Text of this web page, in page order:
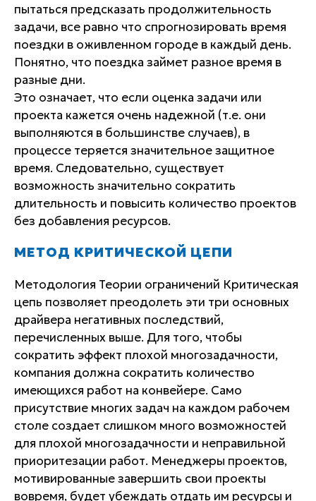
пытаться предсказать продолжительность
задачи, все равно что спрогнозировать время
поездки в оживленном городе в каждый день.
Понятно, что поездка займет разное время в
разные дни.
Это означает, что если оценка задачи или
проекта кажется очень надежной (т.е. они
выполняются в большинстве случаев), в
процессе теряется значительное защитное
время. Следовательно, существует
возможность значительно сократить
длительность и повысить количество проектов
без добавления ресурсов.
МЕТОД КРИТИЧЕСКОЙ ЦЕПИ
Методология Теории ограничений Критическая
цепь позволяет преодолеть эти три основных
драйвера негативных последствий,
перечисленных выше. Для того, чтобы
сократить эффект плохой многозадачности,
компания должна сократить количество
имеющихся работ на конвейере. Само
присутствие многих задач на каждом рабочем
столе создает слишком много возможностей
для плохой многозадачности и неправильной
приоритезации работ. Менеджеры проектов,
мотивированные завершить свои проекты
вовремя, будет убеждать отдать им ресурсы и